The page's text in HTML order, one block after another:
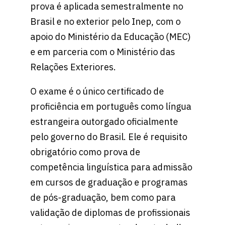
prova é aplicada semestralmente no
Brasil e no exterior pelo Inep, com o
apoio do Ministério da Educação (MEC)
e em parceria com o Ministério das
Relações Exteriores.
O exame é o único certificado de
proficiência em português como língua
estrangeira outorgado oficialmente
pelo governo do Brasil. Ele é requisito
obrigatório como prova de
competência linguística para admissão
em cursos de graduação e programas
de pós-graduação, bem como para
validação de diplomas de profissionais